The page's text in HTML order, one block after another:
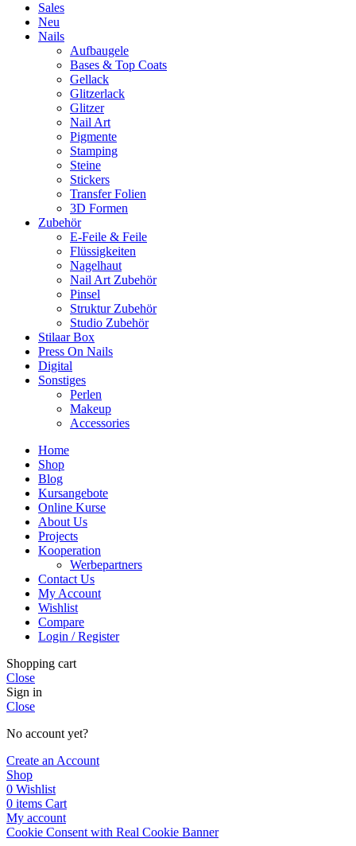
Sales
Neu
Nails
Aufbaugele
Bases & Top Coats
Gellack
Glitzerlack
Glitzer
Nail Art
Pigmente
Stamping
Steine
Stickers
Transfer Folien
3D Formen
Zubehör
E-Feile & Feile
Flüssigkeiten
Nagelhaut
Nail Art Zubehör
Pinsel
Struktur Zubehör
Studio Zubehör
Stilaar Box
Press On Nails
Digital
Sonstiges
Perlen
Makeup
Accessories
Home
Shop
Blog
Kursangebote
Online Kurse
About Us
Projects
Kooperation
Werbepartners
Contact Us
My Account
Wishlist
Compare
Login / Register
Shopping cart
Close
Sign in
Close
No account yet?
Create an Account
Shop
0 Wishlist
0 items Cart
My account
Cookie Consent with Real Cookie Banner